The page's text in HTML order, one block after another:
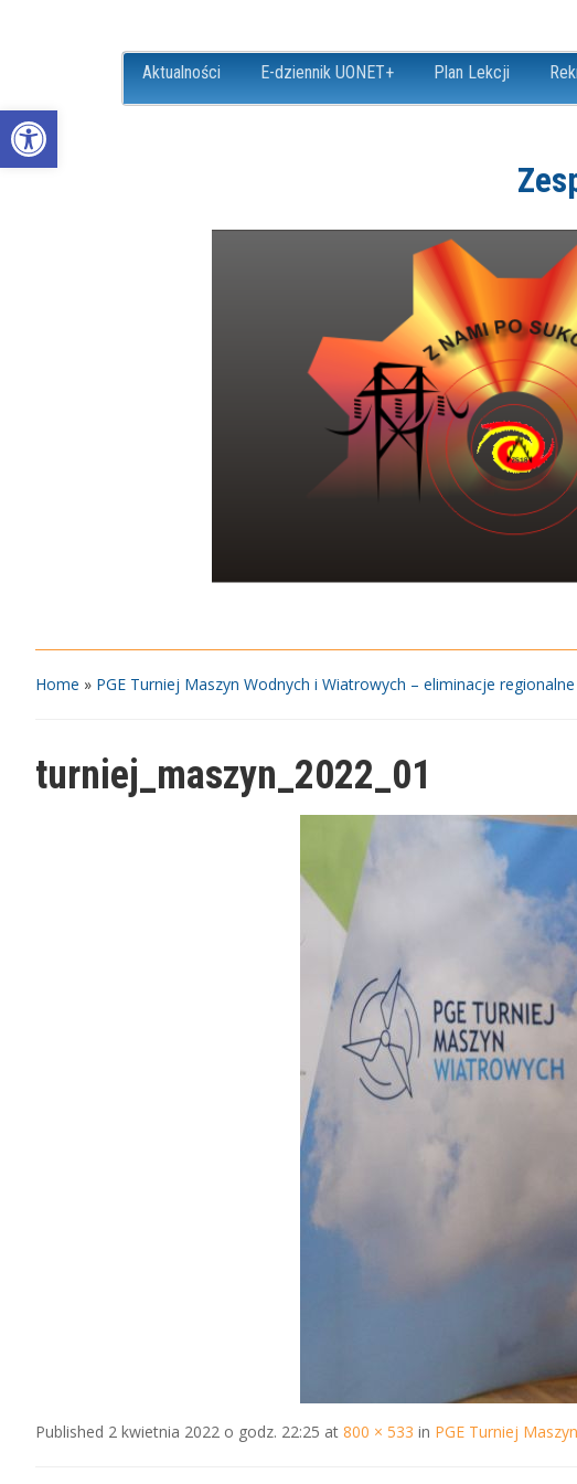
Open toolbar
Aktualności E-dziennik UONET+ Plan Lekcji
Home » PGE Turniej Maszyn Wodnych i Wiatrowych – eliminacje regionalne
turniej_maszyn_2022_01
Published 2 kwietnia 2022 o godz. 22:25 at 800 × 533 in PGE Turniej